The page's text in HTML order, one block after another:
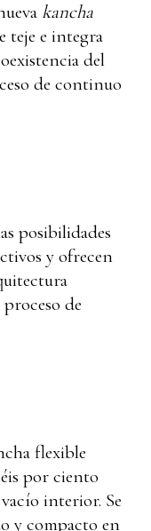
kancha
teje e integra
del
de continuo
posibilidades
y ofrecen
de
flexible
por ciento
interior. Se
y compacto en